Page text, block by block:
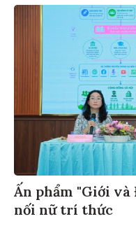
Ấn phẩm "Giới
nối nữ trí thức